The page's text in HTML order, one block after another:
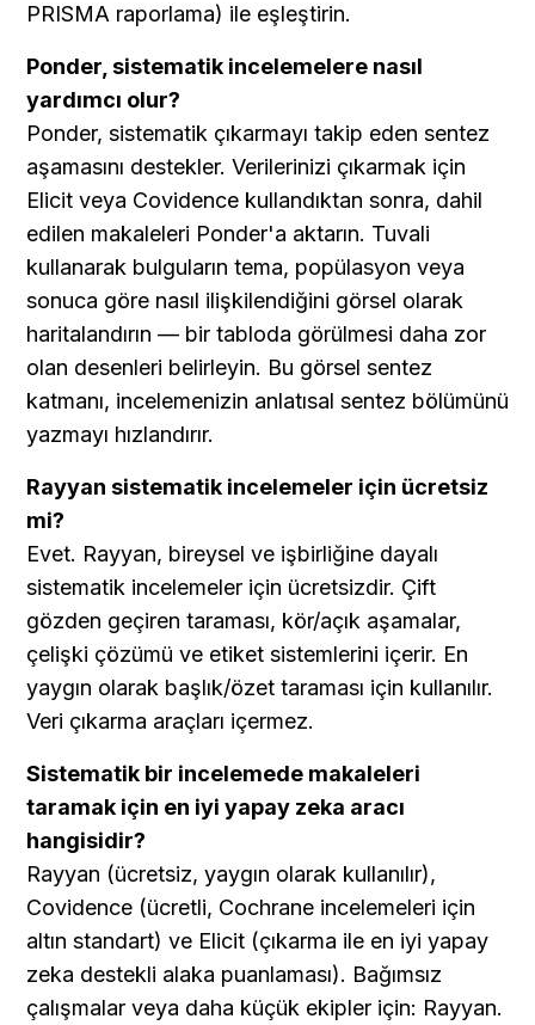
PRISMA raporlama) ile eşleştirin.
Ponder, sistematik incelemelere nasıl
yardımcı olur?
Ponder, sistematik çıkarmayı takip eden sentez
aşamasını destekler. Verilerinizi çıkarmak için
Elicit veya Covidence kullandıktan sonra, dahil
edilen makaleleri Ponder'a aktarın. Tuvali
kullanarak bulguların tema, popülasyon veya
sonuca göre nasıl ilişkilendiğini görsel olarak
haritalandırın — bir tabloda görülmesi daha zor
olan desenleri belirleyin. Bu görsel sentez
katmanı, incelemenizin anlatısal sentez bölümünü
yazmayı hızlandırır.
Rayyan sistematik incelemeler için ücretsiz
mi?
Evet. Rayyan, bireysel ve işbirliğine dayalı
sistematik incelemeler için ücretsizdir. Çift
gözden geçiren taraması, kör/açık aşamalar,
çelişki çözümü ve etiket sistemlerini içerir. En
yaygın olarak başlık/özet taraması için kullanılır.
Veri çıkarma araçları içermez.
Sistematik bir incelemede makaleleri
taramak için en iyi yapay zeka aracı
hangisidir?
Rayyan (ücretsiz, yaygın olarak kullanılır),
Covidence (ücretli, Cochrane incelemeleri için
altın standart) ve Elicit (çıkarma ile en iyi yapay
zeka destekli alaka puanlaması). Bağımsız
çalışmalar veya daha küçük ekipler için: Rayyan.